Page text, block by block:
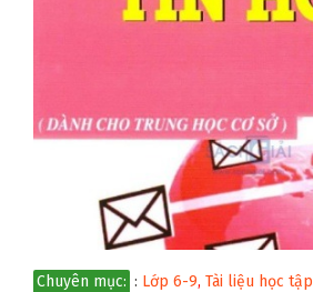
Chuyên mục: : Lớp 6-9, Tài liệu học tập